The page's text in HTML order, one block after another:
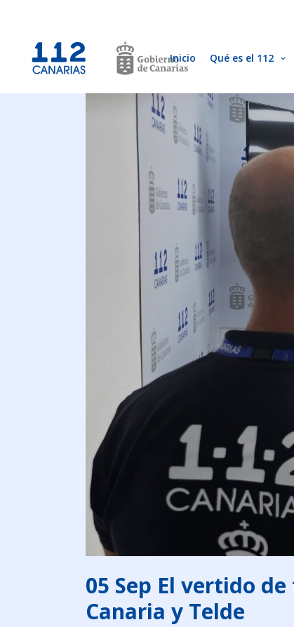
Inicio Qué es el 112
05 Sep El vertido
Canaria y Telde